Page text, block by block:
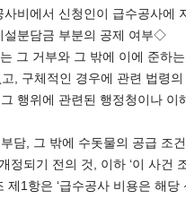
비에서 신청인이 급수공사에
설분담금 부분의 공제 여부◇
그 거부와 그 밖에 이에 준하
, 구체적인 경우에 관련 법령의
행위에 관련된 행정청이나 이
담, 그 밖에 수돗물의 공급 조
되기 전의 것, 이하 ‘이 사건
1항은 ‘급수공사 비용은 해당